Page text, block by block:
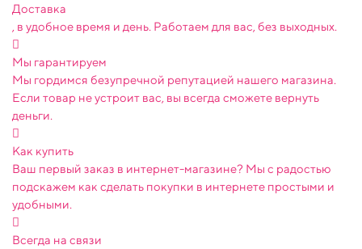
Доставка
, в удобное время и день. Работаем для вас, без выходных.
Мы гарантируем
Мы гордимся безупречной репутацией нашего магазина.
Если товар не устроит вас, вы всегда сможете вернуть
деньги.
Как купить
Ваш первый заказ в интернет-магазине? Мы с радостью
подскажем как сделать покупки в интернете простыми и
удобными.
Всегда на связи